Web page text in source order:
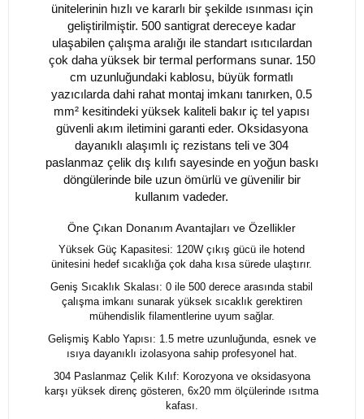
ünitelerinin hızlı ve kararlı bir şekilde ısınması için
geliştirilmiştir. 500 santigrat dereceye kadar
ulaşabilen çalışma aralığı ile standart ısıtıcılardan
çok daha yüksek bir termal performans sunar. 150
cm uzunluğundaki kablosu, büyük formatlı
yazıcılarda dahi rahat montaj imkanı tanırken, 0.5
mm² kesitindeki yüksek kaliteli bakır iç tel yapısı
güvenli akım iletimini garanti eder. Oksidasyona
dayanıklı alaşımlı iç rezistans teli ve 304
paslanmaz çelik dış kılıfı sayesinde en yoğun baskı
döngülerinde bile uzun ömürlü ve güvenilir bir
kullanım vadeder.
Öne Çıkan Donanım Avantajları ve Özellikler
Yüksek Güç Kapasitesi: 120W çıkış gücü ile hotend
ünitesini hedef sıcaklığa çok daha kısa sürede ulaştırır.
Geniş Sıcaklık Skalası: 0 ile 500 derece arasında stabil
çalışma imkanı sunarak yüksek sıcaklık gerektiren
mühendislik filamentlerine uyum sağlar.
Gelişmiş Kablo Yapısı: 1.5 metre uzunluğunda, esnek ve
ısıya dayanıklı izolasyona sahip profesyonel hat.
304 Paslanmaz Çelik Kılıf: Korozyona ve oksidasyona
karşı yüksek direnç gösteren, 6x20 mm ölçülerinde ısıtma
kafası.